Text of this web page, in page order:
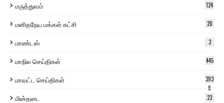
மருத்துவம் 124
மனிதநேய மக்கள் கட்சி 20
மாண்டஸ் 3
மாநில செய்திகள் 445
மாவட்ட செய்திகள்
393
8
மின்தடை 23